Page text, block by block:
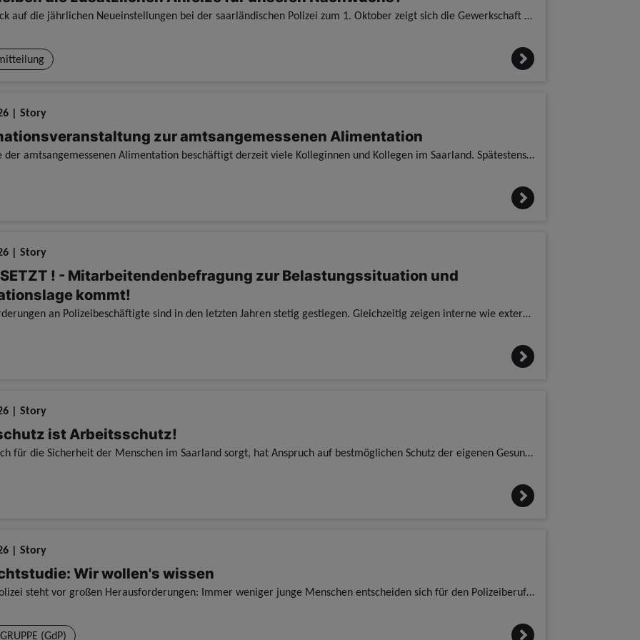
Im Hinblick auf die jährlichen Neueinstellungen bei der saarländischen Polizei zum 1. Oktober zeigt sich die Gewerkschaft der Polizei (GdP) im Saarland im Anbetracht der abermals deutlich gesunkenen A
| Story
zur amtsangemessenen Alimentation
Die Frage der amtsangemessenen Alimentation beschäftigt derzeit viele Kolleginnen und Kollegen im Saarland. Spätestens seit den Entscheidungen des Bundesverfassungsgerichts ist klar, dass zahlreiche B
| Story
! - Mitarbeitendenbefragung zur Belastungssituation und
kommt!
Die Anforderungen an Polizeibeschäftigte sind in den letzten Jahren stetig gestiegen. Gleichzeitig zeigen interne wie externe Beobachtungen, dass psychische Belastungen, hohe Einsatzdichten, strukture
| Story
ist Arbeitsschutz!
Wer täglich für die Sicherheit der Menschen im Saarland sorgt, hat Anspruch auf bestmöglichen Schutz der eigenen Gesundheit. Während viele Menschen bei den aktuellen Temperaturen den Schatten suchen k
| Story
Wir wollen's wissen
Unsere Polizei steht vor großen Herausforderungen: Immer weniger junge Menschen entscheiden sich für den Polizeiberuf und viele stellen bereits während der Ausbildung oder kurz nach dem Einstieg fest,
(GdP)